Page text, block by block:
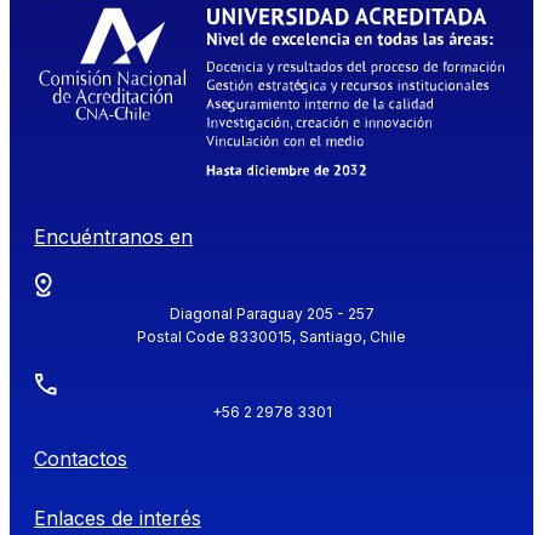
Encuéntranos en
Diagonal Paraguay 205 - 257
Postal Code 8330015, Santiago, Chile
+56 2 2978 3301
Contactos
Enlaces de interés